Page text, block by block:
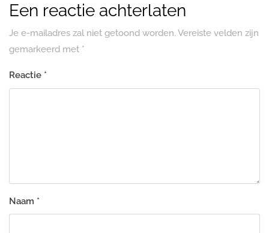
Een reactie achterlaten
Je e-mailadres zal niet getoond worden. Vereiste velden zijn
gemarkeerd met *
Reactie *
Naam *